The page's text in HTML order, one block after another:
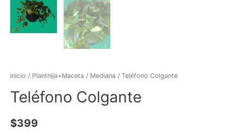
Inicio / Planthija+Maceta / Mediana / Teléfono Colgante
Teléfono Colgante
$399